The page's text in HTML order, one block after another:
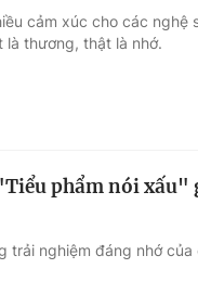
cảm xúc cho các
là thương, thật là nhớ.
phẩm nói xấu"
trải nghiệm đáng nhớ